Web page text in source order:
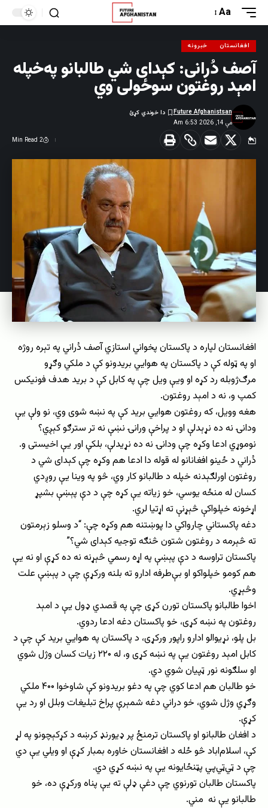
Aa
افغانستان خبرونه
آصف دُرانی: کېدای شي طالبانو په‌خپله
امېد روغتون سوځولی وي
مې 14, 2026 6:53 Am
Future Afghanistsan
2 Min Read
افغانستان لپاره د پاکستان پخواني استازي آصف دُراني په تېره روژه
او په ټوله کې د پاکستان په هوايي بريدونو کې د ملکي وګړو
مرګ‌ژوبله رد کړه او ويې ويل چې په کابل کې د بريد هدف فونيکس
کمپ و، نه د امېد روغتون.
هغه وویل، که روغتون هوايي بريد کې په نښه شوی وي، نو ولې يې
ودانۍ نه ده نړېدلې او د پراخې ورانۍ نښې نه تر سترګو کېږي؟
نوموړي ادعا وکړه چې ودانۍ نه ده نړیدلې، بلکې اور يې اخيستی و.
دُراني د ځينو افغانانو له قوله دا ادعا هم وکړه چې کېدای شي د
روغتون اورلګېدنه خپله د طالبانو کار وي، څو په وينا يې روږدي
کسان له منځه يوسي، خو زياته يې کړه چې د دې پېښې بشپړ
اړخونه خپلواکې څېړنې ته اړتيا لري.
دغه پاکستاني چارواکي دا پوښتنه هم وکړه چې: “د وسلو زېرمتون
ته څېرمه د روغتون شتون څنګه توجيه کېدای شي؟”
پاکستان تراوسه د دې پېښې په اړه رسمي څېړنه نه ده کړې او نه يې
هم کومو خپلواکو او بې‌طرفه ادارو ته بلنه ورکړې چې د پېښې علت
وڅېړي.
اخوا طالبانو پاکستان تورن کړی چې په قصدي ډول يې د امېد
روغتون په نښه کړی، خو پاکستان دغه ادعا ردوي.
بل پلو، نړيوالو ادارو راپور ورکړی، د پاکستان په هوايي بريد کې چې د
کابل امېد روغتون يې په نښه کړی و، له ۲۲۰ زيات کسان وژل شوي
او سلګونه نور ټپيان شوي دي.
خو طالبان هم ادعا کوي چې په دغو بريدونو کې شاوخوا ۴۰۰ ملکي
وګړي وژل شوي، خو دراني دغه شمېرې پراخ تبليغات وبلل او رد یې
کړې.
د افغان طالبانو او پاکستان ترمنځ پر ډیورنډ کرښه د کړکېچونو په لړ
کې، اسلام‌اباد څو ځله د افغانستان خاوره بمبار کړې او ويلي يې دي
چې د ټي‌ټي‌پي پټنځايونه يې په نښه کړي دي.
پاکستان طالبان تورنوي چې دغې ډلې ته يې پناه ورکړې ده، خو
طالبانو یې نه مني.